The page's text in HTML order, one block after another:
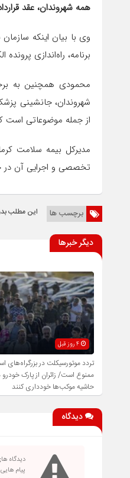
همه شهروندان، عقد
وی با بیان اینکه
برنامه، راه‌اندازی
محمودی همچنین به
شهروندان، جانشینی
از جمله موضوعاتی است
مدیرکل بیمه سلامت
تخصصی و اجرایی آن در
برچسب ها این مطلب
دیگر خبرها
4 روز قبل
تردد موتورسیکلت در بزرگراه‌های
ممنوع است/ زائران از پارک خودرو
حاشیه موکب‌ها خودداری کنند
دیدگاه
دیدگاه
پیام